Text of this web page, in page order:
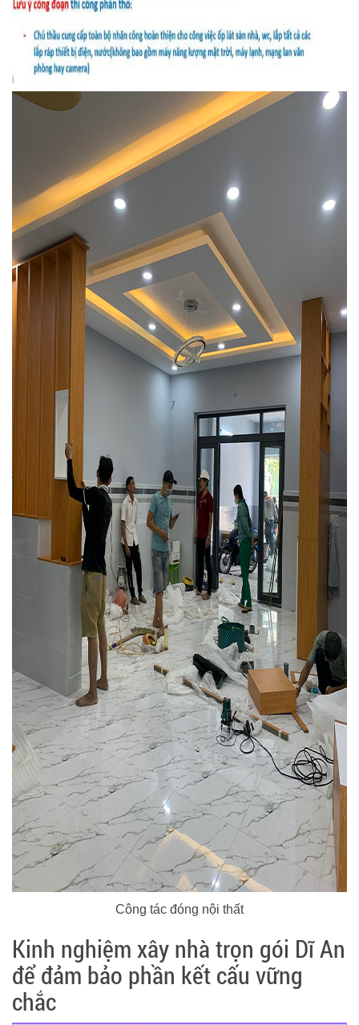
Công tác đóng nội thất
Kinh nghiệm xây nhà trọn gói Dĩ An
để đảm bảo phần kết cấu vững
chắc